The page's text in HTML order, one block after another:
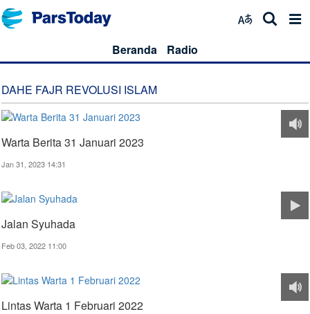
Beranda Radio
DAHE FAJR REVOLUSI ISLAM
Warta Berita 31 Januari 2023
Jan 31, 2023 14:31
Jalan Syuhada
Feb 03, 2022 11:00
Lintas Warta 1 Februari 2022